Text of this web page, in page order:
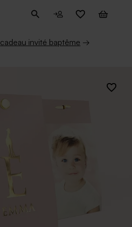
cadeau invité baptême →